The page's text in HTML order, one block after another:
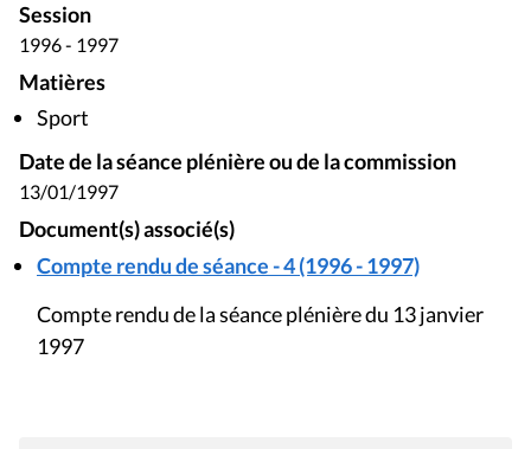
Session
1996 - 1997
Matières
Sport
Date de la séance plénière ou de la commission
13/01/1997
Document(s) associé(s)
Compte rendu de séance - 4 (1996 - 1997)
Compte rendu de la séance plénière du 13 janvier
1997